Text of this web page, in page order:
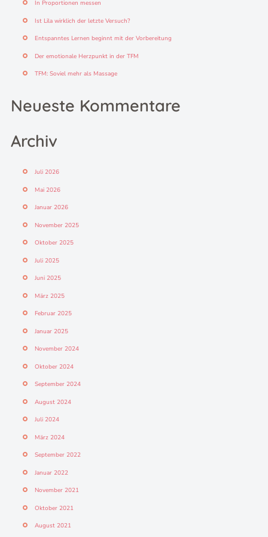
In Proportionen messen
Ist Lila wirklich der letzte Versuch?
Entspanntes Lernen beginnt mit der Vorbereitung
Der emotionale Herzpunkt in der TFM
TFM: Soviel mehr als Massage
Neueste Kommentare
Archiv
Juli 2026
Mai 2026
Januar 2026
November 2025
Oktober 2025
Juli 2025
Juni 2025
März 2025
Februar 2025
Januar 2025
November 2024
Oktober 2024
September 2024
August 2024
Juli 2024
März 2024
September 2022
Januar 2022
November 2021
Oktober 2021
August 2021